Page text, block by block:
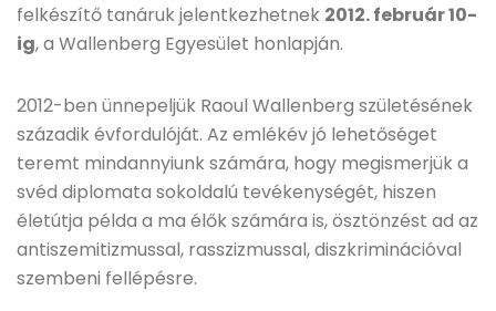
felkészítő tanáruk jelentkezhetnek 2012. február 10-
ig, a Wallenberg Egyesület honlapján.
2012-ben ünnepeljük Raoul Wallenberg születésének
századik évfordulóját. Az emlékév jó lehetőséget
teremt mindannyiunk számára, hogy megismerjük a
svéd diplomata sokoldalú tevékenységét, hiszen
életútja példa a ma élők számára is, ösztönzést ad az
antiszemitizmussal, rasszizmussal, diszkriminációval
szembeni fellépésre.